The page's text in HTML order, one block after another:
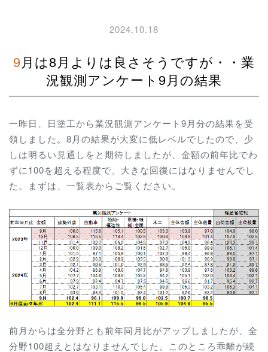
2024.10.18
9月は8月よりは良さそうですが・・業
況観測アンケート9月の結果
一昨日、日塗工から業況観測アンケート9月分の結果を受
領しました。8月の結果が大変に低レベルでしたので、少
しは明るい見通しをと期待しましたが、金額の前年比でわ
ずに100を超える程度で、大きな回復にはなりませんでし
た。まずは、一覧表からご覧ください。
前月からは全分野とも前年同月比がアップしましたが、全
分野100超えとはなりませんでした。このところ乖離が続